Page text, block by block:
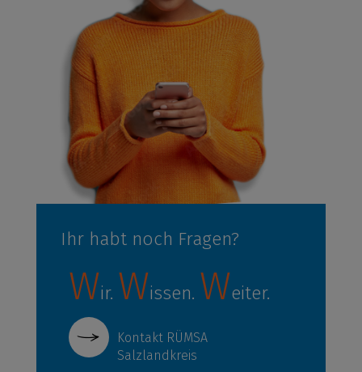
Ihr habt noch Fragen?
Wir. Wissen. Weiter.
Kontakt RÜMSA
Salzlandkreis